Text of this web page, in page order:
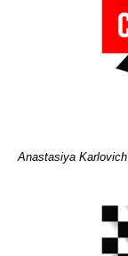
Anastasiya Karlovich